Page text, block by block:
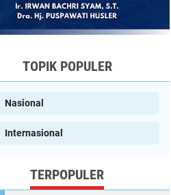
TOPIK POPULER
Nasional
Internasional
TERPOPULER